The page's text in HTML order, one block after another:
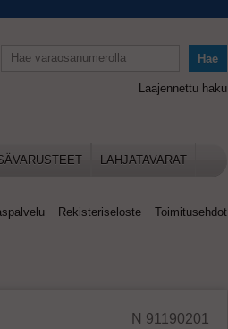
Laajennettu haku
LAHJATAVARAT
Rekisteriseloste Toimitusehdot
N 91190201